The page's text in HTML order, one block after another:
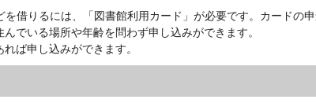
を借りるには、「図書館利用カード」が必要です。カードの
でいる場所や年齢を問わず申し込みができます。
ば申し込みができます。